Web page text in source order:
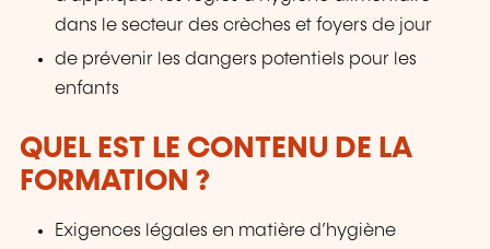
dans le secteur des crèches et foyers de jour
de prévenir les dangers potentiels pour les
enfants
QUEL EST LE CONTENU DE LA
FORMATION ?
Exigences légales en matière d’hygiène